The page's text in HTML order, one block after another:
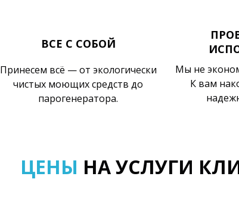
ВСЕ С СОБОЙ
Принесем всё — от экологически
чистых моющих средств до
парогенератора.
Мы не
К вам
ЦЕНЫ НА УСЛУГИ